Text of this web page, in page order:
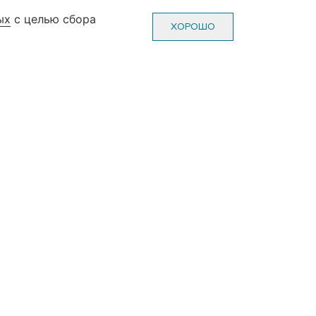
70-22
Пн-Пт: с 10-00 до 20-00
с целью сбора
ХОРОШО